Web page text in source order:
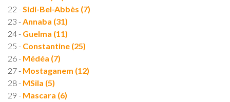
22 -Sidi-Bel-Abbès (7)
23 -Annaba (31)
24 - Guelma (11)
25 - Constantine (25)
26 - Médéa (7)
27 - Mostaganem (12)
28 - MSila (5)
29 - Mascara (6)